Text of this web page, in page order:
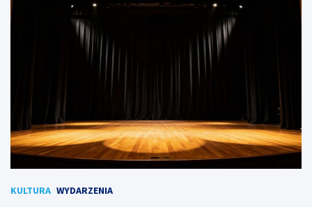
KULTURA WYDARZENIA